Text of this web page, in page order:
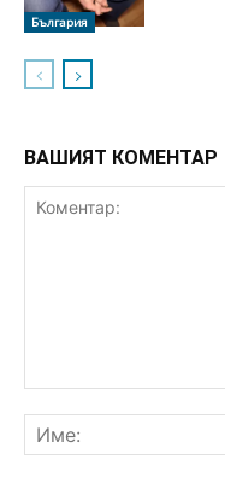
България
ВАШИЯТ КОМЕНТАР